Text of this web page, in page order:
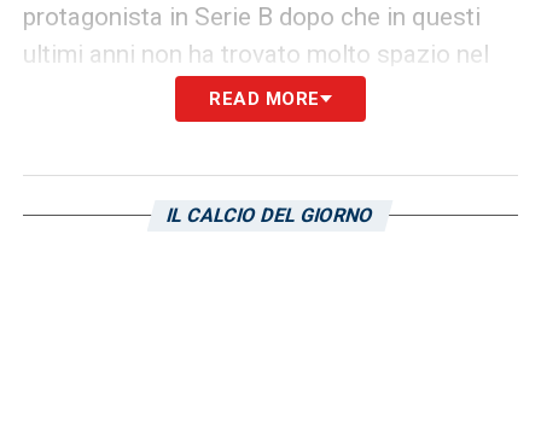
protagonista in Serie B dopo che in questi
ultimi anni non ha trovato molto spazio nel
Monza. Al momento non è ancora chiara la
formula della trattativa. Si attendono novità
Sampnews24.
READ MORE
IL CALCIO DEL GIORNO